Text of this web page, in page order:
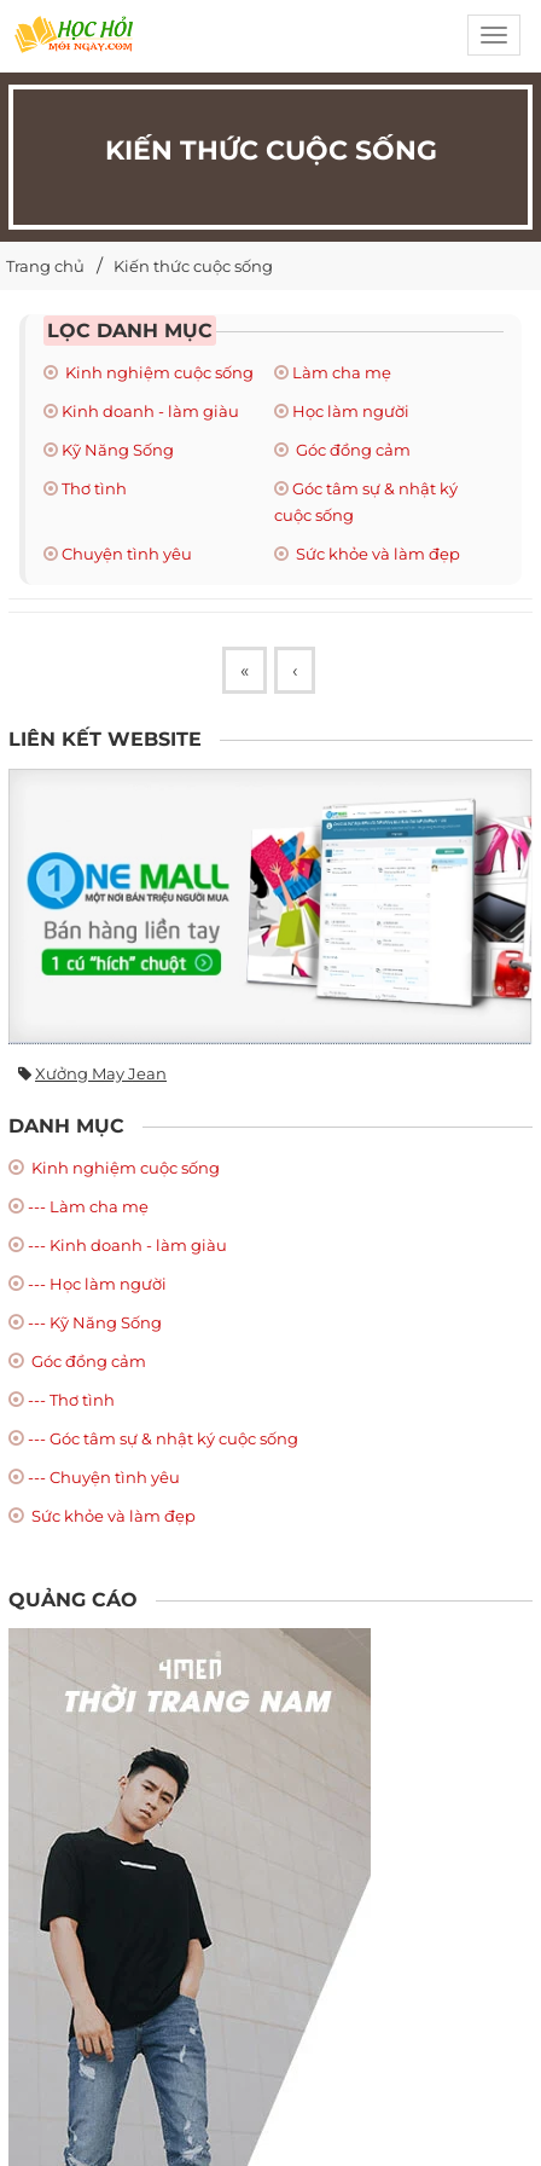
KIẾN THỨC CUỘC SỐNG
Trang chủ Kiến thức cuộc sống
LỌC DANH MỤC
Kinh nghiệm cuộc sống
Làm cha mẹ
Kinh doanh - làm giàu
Học làm người
Kỹ Năng Sống
Góc đồng cảm
Thơ tình
Góc tâm sự & nhật ký
cuộc sống
Chuyện tình yêu
Sức khỏe và làm đẹp
« ‹
LIÊN KẾT WEBSITE
Xưởng May Jean
DANH MỤC
Kinh nghiệm cuộc sống
--- Làm cha mẹ
--- Kinh doanh - làm giàu
--- Học làm người
--- Kỹ Năng Sống
Góc đồng cảm
--- Thơ tình
--- Góc tâm sự & nhật ký cuộc sống
--- Chuyện tình yêu
Sức khỏe và làm đẹp
QUẢNG CÁO